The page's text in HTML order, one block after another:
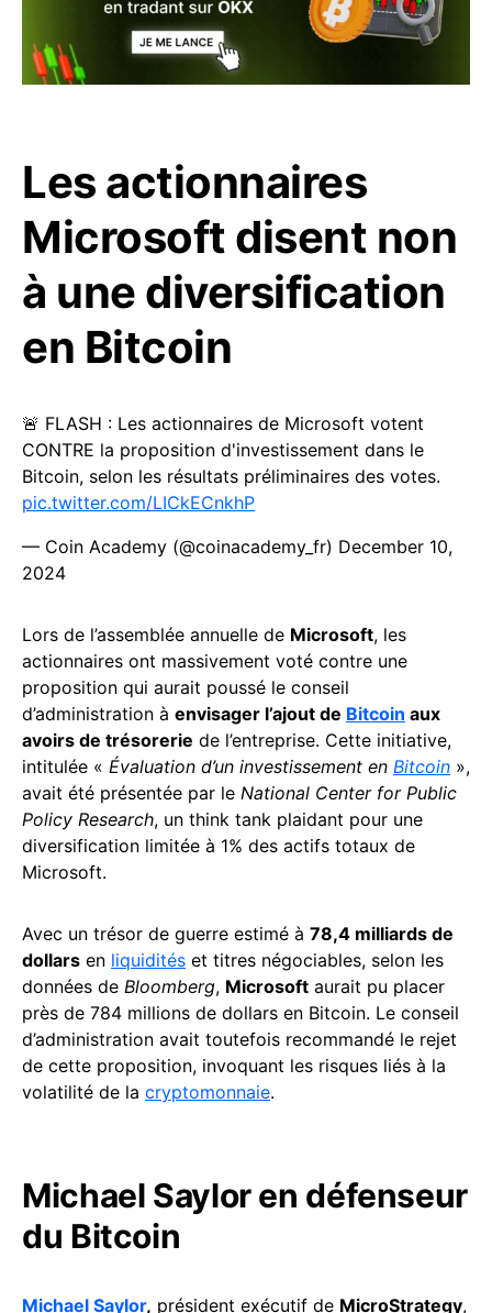
Les actionnaires
Microsoft disent non
à une diversification
en Bitcoin
🚨 FLASH : Les actionnaires de Microsoft votent
CONTRE la proposition d'investissement dans le
Bitcoin, selon les résultats préliminaires des votes.
pic.twitter.com/LICkECnkhP
— Coin Academy (@coinacademy_fr) December 10,
2024
Lors de l’assemblée annuelle de Microsoft, les
actionnaires ont massivement voté contre une
proposition qui aurait poussé le conseil
d’administration à envisager l’ajout de Bitcoin aux
avoirs de trésorerie de l’entreprise. Cette initiative,
intitulée « Évaluation d’un investissement en Bitcoin »,
avait été présentée par le National Center for Public
Policy Research, un think tank plaidant pour une
diversification limitée à 1% des actifs totaux de
Microsoft.
Avec un trésor de guerre estimé à 78,4 milliards de
dollars en liquidités et titres négociables, selon les
données de Bloomberg, Microsoft aurait pu placer
près de 784 millions de dollars en Bitcoin. Le conseil
d’administration avait toutefois recommandé le rejet
de cette proposition, invoquant les risques liés à la
volatilité de la cryptomonnaie.
Michael Saylor en défenseur
du Bitcoin
Michael Saylor, président exécutif de MicroStrategy,